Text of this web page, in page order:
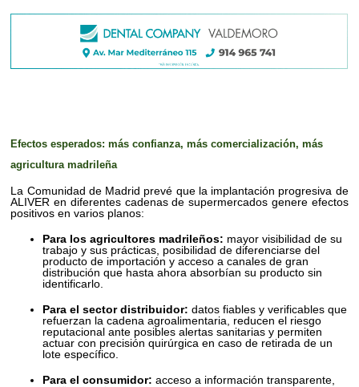
Efectos esperados: más confianza, más comercialización, más
agricultura madrileña
La Comunidad de Madrid prevé que la implantación progresiva de
ALIVER en diferentes cadenas de supermercados genere efectos
positivos en varios planos:
Para los agricultores madrileños: mayor visibilidad de su
trabajo y sus prácticas, posibilidad de diferenciarse del
producto de importación y acceso a canales de gran
distribución que hasta ahora absorbían su producto sin
identificarlo.
Para el sector distribuidor:datos fiables y verificables que
refuerzan la cadena agroalimentaria, reducen el riesgo
reputacional ante posibles alertas sanitarias y permiten
actuar con precisión quirúrgica en caso de retirada de un
lote específico.
Para el consumidor:acceso a información transparente,